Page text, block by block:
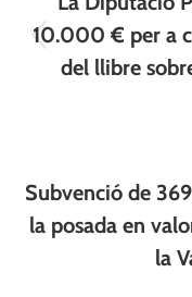
10.000 € per a
del llibre
Subvenció de
la posada en
la